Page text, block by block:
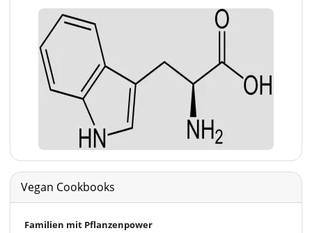
Vegan Cookbooks
Familien mit Pflanzenpower